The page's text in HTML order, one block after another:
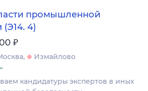
промышленной
(Э14. 4)
₽
Измайлово
кандидатуры экспертов в иных